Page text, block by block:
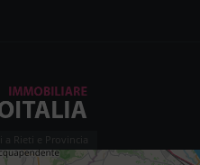
a Rieti e Provincia